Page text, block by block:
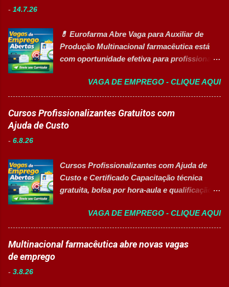
educacionais desenvolv...
abastecer materiais para as linhas de
produção. Separar produtos e insumos
utilizados na fabricação. Realizar paletização
o ambiente de trabalho limpo. Auxiliar
operadores nas atividades produtivas.
Comunicar anormalidades nos
equipamentos à manutenção. Cumprir
produtiva. Requisitos Ensino Médio
completo. Disponibilidade para trab...
- 14.7.26
💊 Eurofarma Abre Vaga para Auxiliar de
Produção Multinacional farmacêutica está
com oportunidade efetiva para profissionais
Deficiência (PcD). 🏢 Sobre a Eurofarma
Com mais de 50 anos de história , a
Eurofarma é uma multinacional brasileira
presente em 22 países , reconhecida pela
melhores empresas para trabalhar,
oferecendo oportunidades de crescimento,
desenvolvimento profissional e um ambiente
CANDIDATAR-SE AGORA 📋 Principais
Atividades ✅ Auxiliar nas atividades de
embalagem, envase, manipulação e
VAGA DE EMPREGO - CLIQUE AQUI
Cursos Profissionalizantes Gratuitos com
Ajuda de Custo
- 6.8.26
Cursos Profissionalizantes com Ajuda de
Custo e Certificado Capacitação técnica
gratuita, bolsa por hora-aula e qualificação
MINHA VAGA Sobre o Programa de
Qualificação Estão abertas as inscrições
para programas de formação
profissionalizante voltados para o
VAGA DE EMPREGO - CLIQUE AQUI
Multinacional farmacêutica abre novas vagas
de emprego
- 3.8.26